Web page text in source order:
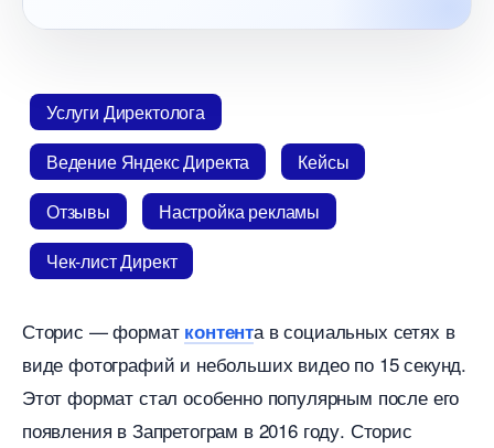
Услуги Директолога
едение Яндекс Директа
Кейсы
Отзывы
Настройка рекламы
Чек-лист Директ
Сторис — формат контента в социальных сетях
иде фотографий и небольших видео по 15 секунд.​
Этот формат стал особенно популярным после его
появления в Запретограм в 2016 году.​ Сторис